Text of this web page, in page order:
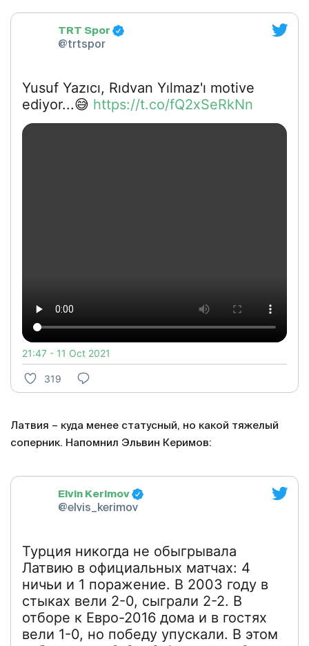
TRT Spor
@trtspor
Yusuf Yazıcı, Rıdvan Yılmaz'ı motive
ediyor...😅 https://t.co/fQ2xSeRkNn
21:47 - 11 Oct 2021
319
Латвия – куда менее статусный, но какой тяжелый
соперник. Напомнил Эльвин Керимов:
Elvin Kerimov
@elvis_kerimov
Турция никогда не обыгрывала
Латвию в официальных матчах: 4
ничьи и 1 поражение. В 2003 году в
стыках вели 2-0, сыграли 2-2. В
отборе к Евро-2016 дома и в гостях
вели 1-0, но победу упускали. В этом